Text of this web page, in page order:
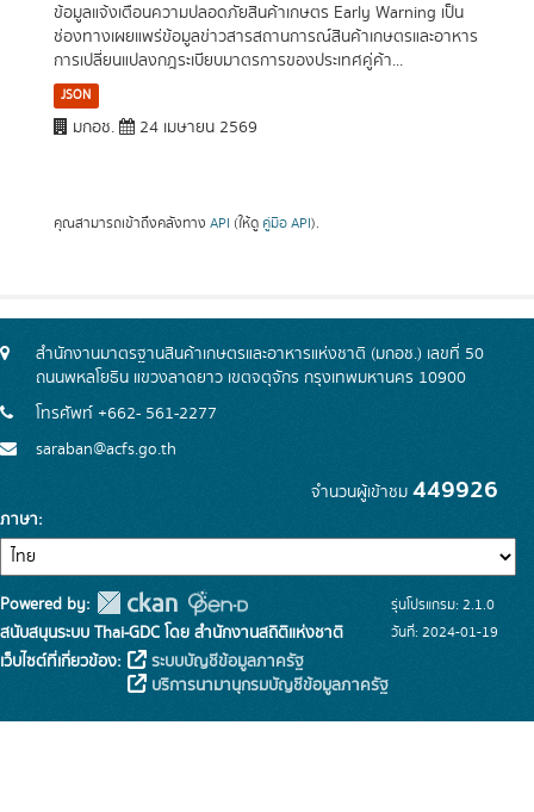
ข้อมูลแจ้งเตือนความปลอดภัยสินค้าเกษตร Early Warning เป็น
ช่องทางเผยแพร่ข้อมูลข่าวสารสถานการณ์สินค้าเกษตรและอาหาร
การเปลี่ยนแปลงกฎระเบียบมาตรการของประเทศคู่ค้า...
JSON
มกอช. 24 เมษายน 2569
คุณสามารถเข้าถึงคลังทาง API (ให้ดู คู่มือ API).
สำนักงานมาตรฐานสินค้าเกษตรและอาหารแห่งชาติ (มกอช.) เลขที่ 50
ถนนพหลโยธิน แขวงลาดยาว เขตจตุจักร กรุงเทพมหานคร 10900
โทรศัพท์ +662- 561-2277
saraban@acfs.go.th
จำนวนผู้เข้าชม 449926
ภาษา
Powered by:
สนับสนุนระบบ Thai-GDC โดย สำนักงานสถิติแห่งชาติ
เว็บไซต์ที่เกี่ยวข้อง:
ระบบบัญชีข้อมูลภาครัฐ
บริการนามานุกรมบัญชีข้อมูลภาครัฐ
รุ่นโปรแกรม: 2.1.0
วันที่: 2024-01-19